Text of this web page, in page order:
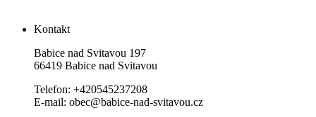
Kontakt
Babice nad Svitavou 197
66419 Babice nad Svitavou
Telefon: +420545237208
E-mail: obec@babice-nad-svitavou.cz